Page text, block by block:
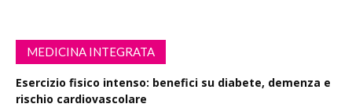
MEDICINA INTEGRATA
Esercizio fisico intenso: benefici su diabete, demenza e
rischio cardiovascolare